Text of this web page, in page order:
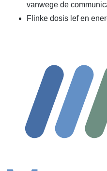
vanwege de
Flinke dosis lef en